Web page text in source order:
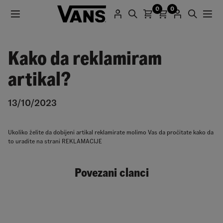
0 0
Kako da reklamiram
artikal?
13/10/2023
Ukoliko želite da dobijeni artikal reklamirate molimo Vas da pročitate kako da
to uradite na strani REKLAMACIJE
Povezani clanci